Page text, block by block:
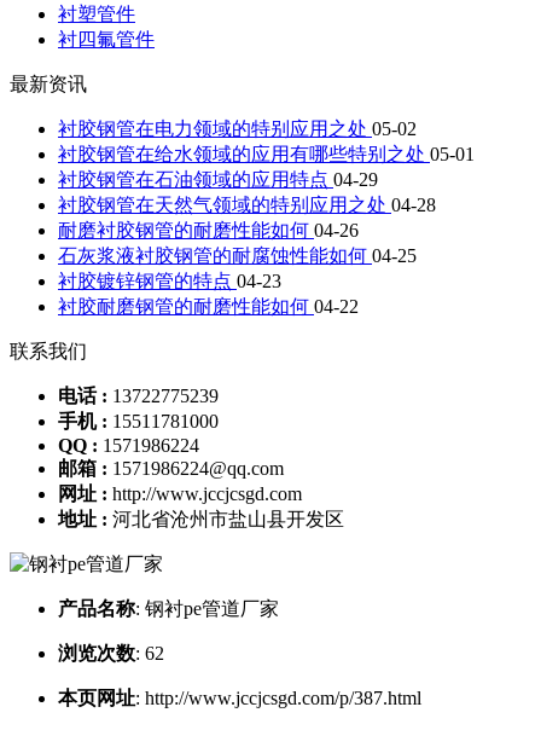
衬塑管件
衬四氟管件
最新资讯
衬胶钢管在电力领域的特别应用之处 05-02
衬胶钢管在给水领域的应用有哪些特别之处 05-01
衬胶钢管在石油领域的应用特点 04-29
衬胶钢管在天然气领域的特别应用之处 04-28
耐磨衬胶钢管的耐磨性能如何 04-26
石灰浆液衬胶钢管的耐腐蚀性能如何 04-25
衬胶镀锌钢管的特点 04-23
衬胶耐磨钢管的耐磨性能如何 04-22
联系我们
电话 : 13722775239
手机 : 15511781000
QQ : 1571986224
邮箱 : 1571986224@qq.com
网址 : http://www.jccjcsgd.com
地址 : 河北省沧州市盐山县开发区
产品名称: 钢衬pe管道厂家
浏览次数: 62
本页网址: http://www.jccjcsgd.com/p/387.html